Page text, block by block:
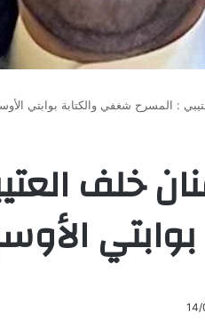
: المسرح شغفي والكتابة بوابتي
خلف